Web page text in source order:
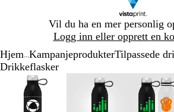
Vil du ha en mer personlig
Logg inn eller opprett en
1
Hjem KampanjeprodukterTilpassede
Drikkeflasker
Bilde
som
kan
Zoomet
til
minimum
Klikk
for
å
Bruk
tastene
pluss
Bilde
som
kan
Zoomet
til
minimum
Klikk
for
å
Bruk
tastene
pluss
å
Lysbilde